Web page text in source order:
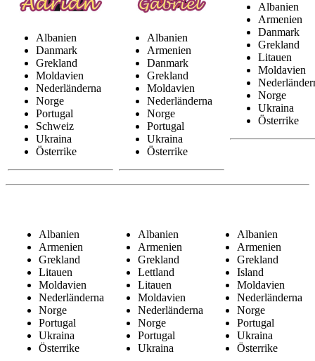
Albanien
Danmark
Grekland
Moldavien
Nederländerna
Norge
Portugal
Schweiz
Ukraina
Österrike
Albanien
Armenien
Danmark
Grekland
Moldavien
Nederländerna
Norge
Portugal
Ukraina
Österrike
Albanien
Armenien
Danmark
Grekland
Litauen
Moldavien
Norge
Ukraina
Österrike
Albanien
Armenien
Grekland
Litauen
Moldavien
Nederländerna
Norge
Portugal
Ukraina
Österrike
Albanien
Armenien
Grekland
Lettland
Litauen
Moldavien
Nederländerna
Norge
Portugal
Ukraina
Albanien
Armenien
Grekland
Island
Moldavien
Nederländerna
Norge
Portugal
Ukraina
Österrike